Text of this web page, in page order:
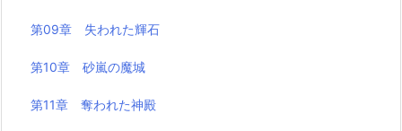
第09章 失われた輝石
第10章 砂嵐の魔城
第11章 奪われた神殿